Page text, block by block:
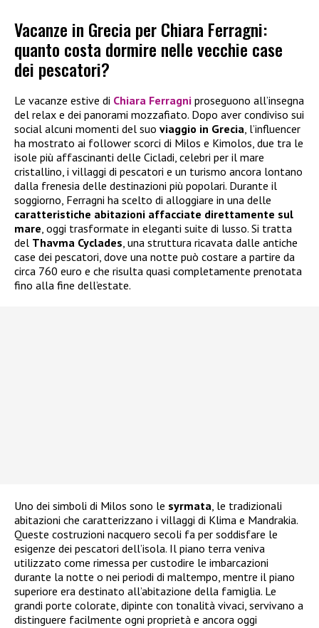
Vacanze in Grecia per Chiara Ferragni:
quanto costa dormire nelle vecchie case
dei pescatori?
Le vacanze estive di Chiara Ferragni proseguono all’insegna
del relax e dei panorami mozzafiato. Dopo aver condiviso sui
social alcuni momenti del suo viaggio in Grecia , l’influencer
ha mostrato ai follower scorci di Milos e Kimolos, due tra le
isole più affascinanti delle Cicladi, celebri per il mare
cristallino, i villaggi di pescatori e un turismo ancora lontano
dalla frenesia delle destinazioni più popolari. Durante il
soggiorno, Ferragni ha scelto di alloggiare in una delle
caratteristiche abitazioni affacciate direttamente sul
mare , oggi trasformate in eleganti suite di lusso. Si tratta
del Thavma Cyclades , una struttura ricavata dalle antiche
case dei pescatori, dove una notte può costare a partire da
circa 760 euro e che risulta quasi completamente prenotata
fino alla fine dell’estate.
Uno dei simboli di Milos sono le syrmata , le tradizionali
abitazioni che caratterizzano i villaggi di Klima e Mandrakia.
Queste costruzioni nacquero secoli fa per soddisfare le
esigenze dei pescatori dell’isola. Il piano terra veniva
utilizzato come rimessa per custodire le imbarcazioni
durante la notte o nei periodi di maltempo, mentre il piano
superiore era destinato all’abitazione della famiglia. Le
grandi porte colorate, dipinte con tonalità vivaci, servivano a
distinguere facilmente ogni proprietà e ancora oggi